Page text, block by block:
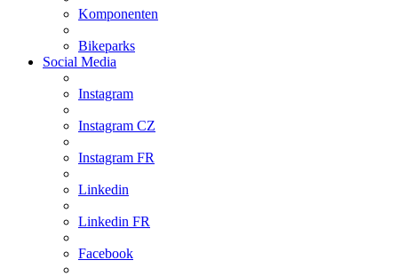
Komponenten
Bikeparks
Social Media
Instagram
Instagram CZ
Instagram FR
Linkedin
Linkedin FR
Facebook